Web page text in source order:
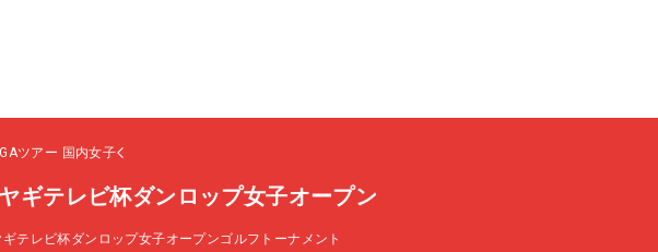
ツアー 国内女子
ギテレビ杯ダンロップ女子オープン
ギテレビ杯ダンロップ女子オープンゴルフトーナメント